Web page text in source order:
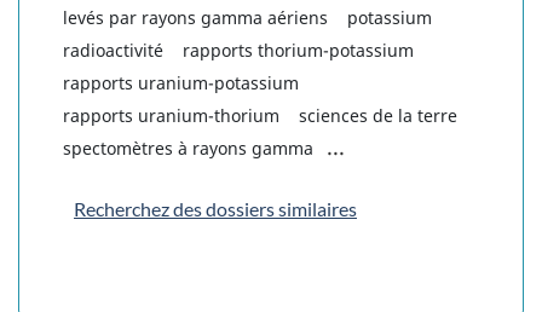
levés par rayons gamma aériens
potassium
radioactivité
rapports thorium-potassium
rapports uranium-potassium
rapports uranium-thorium
sciences de la terre
spectomètres à rayons gamma
...
Recherchez des dossiers similaires